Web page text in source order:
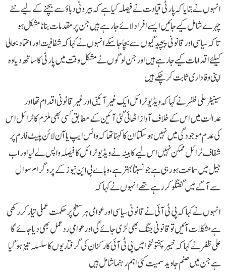
انہوں نے بتایا کہ پارٹی قیادت نے فیصلہ کیا ہے کہ بیرونی دباؤ سے بچنے کے لیے نئے
چہرے شامل کیے جائیں ایسے افراد لائے جا رہے ہیں جن پر مقدمات بنانا مشکل ہو
تاکہ سیاسی اور قانونی پیچیدگیوں سے بچا جا سکے انہوں نے کہا کہ شفافیت اور اعتماد بحالی
کیلئے اقدامات کیے جا رہے ہیں اور جن لوگوں نے مشکل وقت میں پارٹی کا ساتھ دیا وہ
اپنی وفاداری ثابت کر چکے ہیں
سینیٹر علی ظفر نے کہا کہ ویڈیو ٹرائل ایک غیر آئینی اور غیر قانونی اقدام تھا اور
عدالت میں اس کے خلاف آواز اٹھائی گئی آئین کے مطابق کسی بھی ملزم کا ٹرائل اس
کی عدم موجودگی میں نہیں ہو سکتا ان کا کہنا تھا کہ واٹس ایپ یا آن لائن پلیٹ فارم پر
شفاف ٹرائل ممکن نہیں اس لیے کابینہ نے ویڈیو ٹرائل کا فیصلہ واپس لے لیا اور اب
جیل میں سماعت ہو رہی ہے جو نسبتاً بہتر ہے، وہاے بی این نیوز کے پروگرام سوال
سے آگے میں گفتگو کر رہے تھے انہوں نے کہا کہ
انہوں نے کہا کہ پی ٹی آئی نے قانونی سیاسی اور عوامی ہر سطح پر حکمت عملی تیار کر رکھی
ہے مشکلات آئیں تو قانونی جنگ بھی لڑی جائے گی اور عوامی ردعمل بھی دیا جائے گا
علی ظفر نے کہا کہ خیبرپختونخوا میں پی ٹی آئی کارکنان کی گرفتاریوں کا سلسلہ تیز ہو گیا
ہے جن میں صنم جاوید سمیت کئی اہم رہنما شامل ہیں